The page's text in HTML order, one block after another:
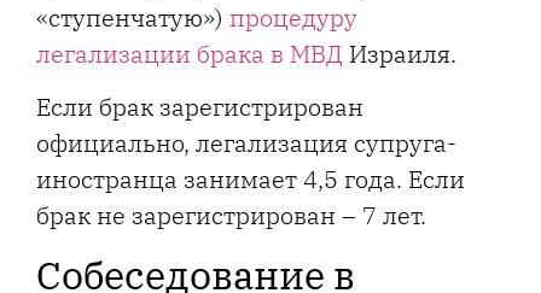
«ступенчатую») процедуру
легализации брака в МВД Израиля.
Если брак зарегистрирован
официально, легализация супруга-
иностранца занимает 4,5 года. Если
брак не зарегистрирован – 7 лет.
Собеседование в